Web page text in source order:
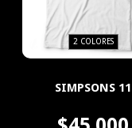
2 COLORES
SIMPSONS 11